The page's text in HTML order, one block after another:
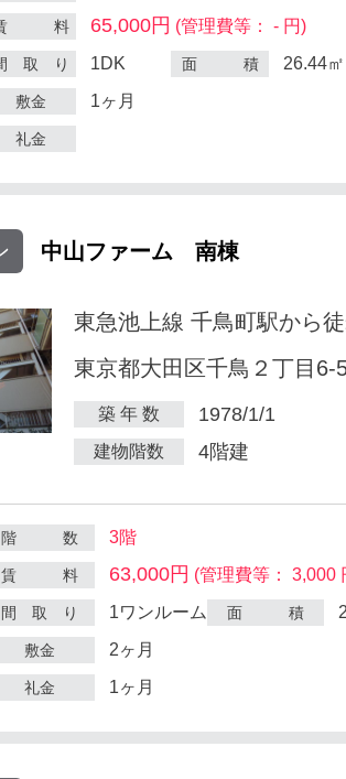
料 65,000円 (管理費等： - 円)
取 り 1DK 面 積 26.44㎡
敷金 1ヶ月
礼金
中山ファーム 南棟
東急池上線 千鳥町駅から
東京都大田区千鳥２丁目6-
築 年 数 1978/1/1
建物階数 4階建
階 数 3階
賃 料 63,000円 (管理費等： 3,000
間 取 り 1ワンルーム 面 積
敷金 2ヶ月
礼金 1ヶ月